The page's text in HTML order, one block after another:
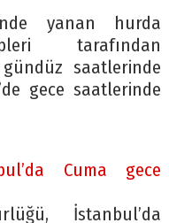
yanan hurda
tarafından
saatlerinde
gece saatlerinde
Cuma gece
İstanbul’da